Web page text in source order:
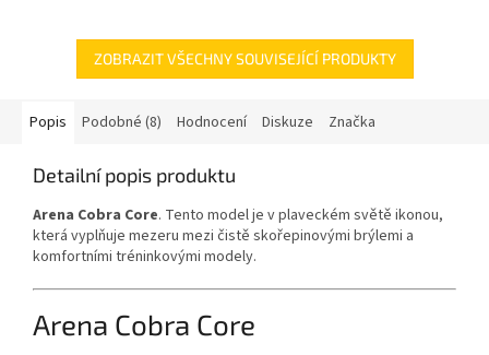
ZOBRAZIT VŠECHNY SOUVISEJÍCÍ PRODUKTY
Popis Podobné (8) Hodnocení Diskuze Značka
Detailní popis produktu
Arena Cobra Core. Tento model je v plaveckém světě ikonou,
která vyplňuje mezeru mezi čistě skořepinovými brýlemi a
komfortními tréninkovými modely.
Arena Cobra Core